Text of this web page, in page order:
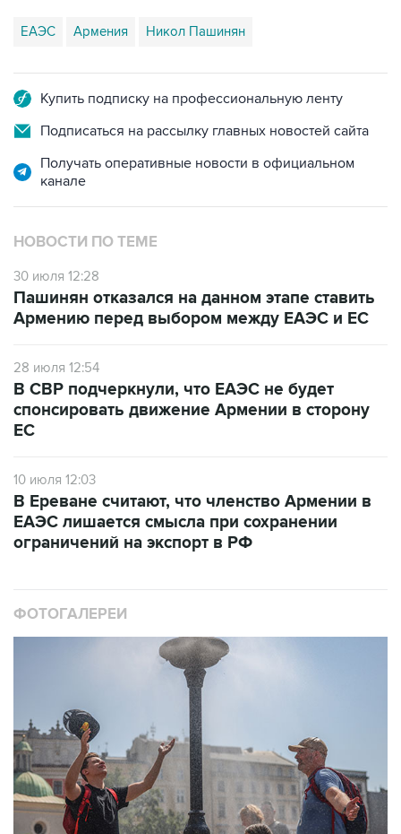
ЕАЭС Армения Никол Пашинян
Купить подписку на профессиональную ленту
Подписаться на рассылку главных новостей сайта
Получать оперативные новости в официальном
канале
НОВОСТИ ПО ТЕМЕ
30 июля 12:28
Пашинян отказался на данном этапе ставить
Армению перед выбором между ЕАЭС и ЕС
28 июля 12:54
В СВР подчеркнули, что ЕАЭС не будет
спонсировать движение Армении в сторону
ЕС
10 июля 12:03
В Ереване считают, что членство Армении в
ЕАЭС лишается смысла при сохранении
ограничений на экспорт в РФ
ФОТОГАЛЕРЕИ